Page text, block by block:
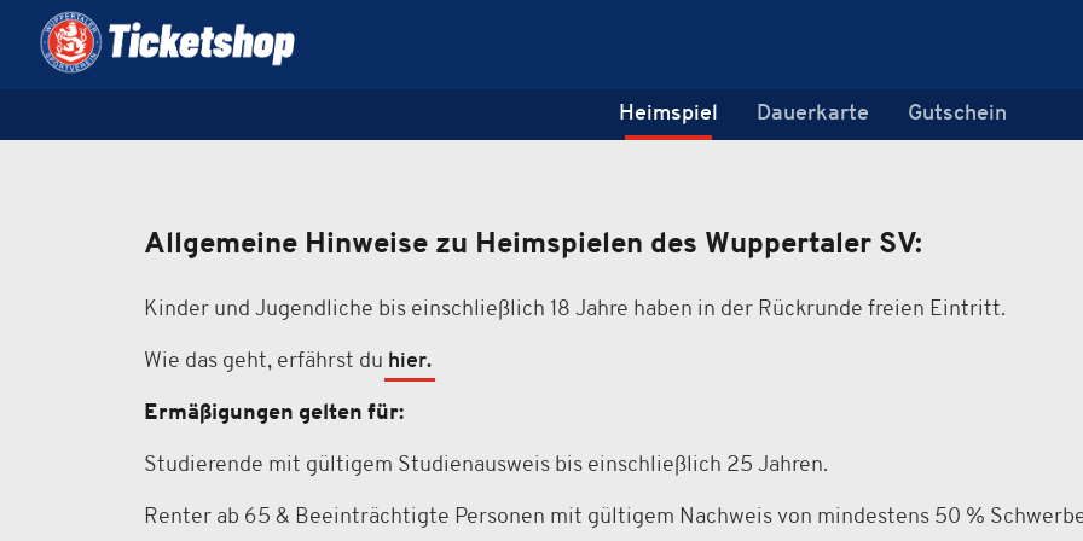
Heimspiel Dauerkarte Gutschein
Allgemeine Hinweise zu Heimspielen des Wuppertaler SV:
Kinder und Jugendliche bis einschließlich 18 Jahre haben in der Rückrunde freien Eintritt.
Wie das geht, erfährst du hier.
Ermäßigungen gelten für:
Studierende mit gültigem Studienausweis bis einschließlich 25 Jahren.
Renter ab 65 & Beeinträchtigte Personen mit gültigem Nachweis von mindestens 50 %